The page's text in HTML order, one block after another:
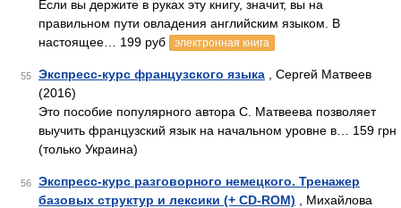
Если вы держите в руках эту книгу, значит, вы на
правильном пути овладения английским языком. В
настоящее… 199 руб
электронная книга
55 Экспресс-курс французского языка , Сергей Матвеев
(2016)
Это пособие популярного автора С. Матвеева позволяет
выучить французский язык на начальном уровне в… 159 грн
(только Украина)
56
Экспресс-курс разговорного немецкого. Тренажер
базовых структур и лексики (+ CD-ROM) , Михайлова